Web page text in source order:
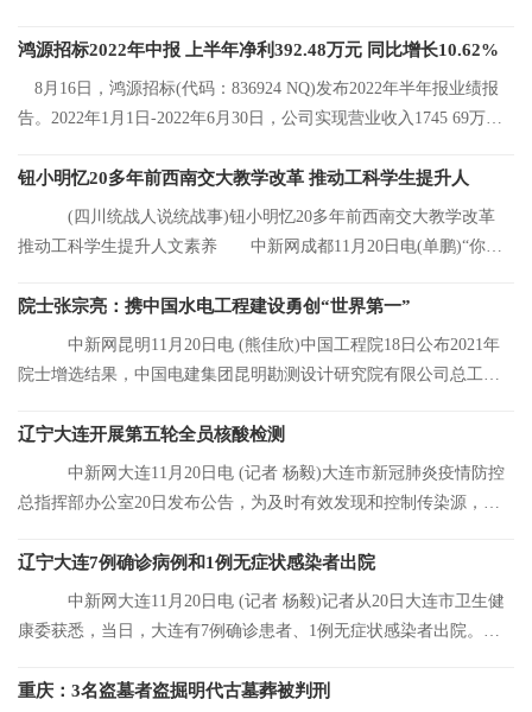
鸿源招标2022年中报 上半年净利392.48万元 同比增长10.62%
8月16日，鸿源招标(代码：836924 NQ)发布2022年半年报业绩报
告。2022年1月1日-2022年6月30日，公司实现营业收入1745 69万
钮小明忆20多年前西南交大教学改革 推动工科学生提升人
(四川统战人说统战事)钮小明忆20多年前西南交大教学改革
推动工科学生提升人文素养 中新网成都11月20日电(单鹏)“你们
院士张宗亮：携中国水电工程建设勇创“世界第一”
中新网昆明11月20日电 (熊佳欣)中国工程院18日公布2021年
院士增选结果，中国电建集团昆明勘测设计研究院有限公司总工程
辽宁大连开展第五轮全员核酸检测
中新网大连11月20日电 (记者 杨毅)大连市新冠肺炎疫情防控
总指挥部办公室20日发布公告，为及时有效发现和控制传染源，结
辽宁大连7例确诊病例和1例无症状感染者出院
中新网大连11月20日电 (记者 杨毅)记者从20日大连市卫生健
康委获悉，当日，大连有7例确诊患者、1例无症状感染者出院。目
重庆：3名盗墓者盗掘明代古墓葬被判刑